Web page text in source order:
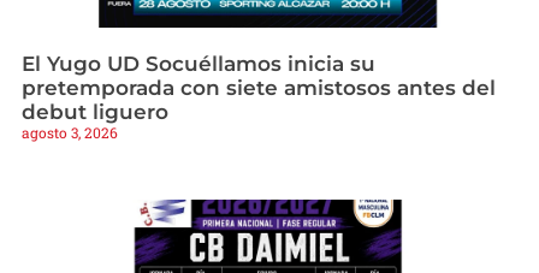
El Yugo UD Socuéllamos inicia su
pretemporada con siete amistosos antes del
debut liguero
agosto 3, 2026